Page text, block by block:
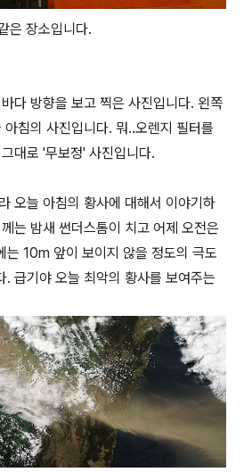
은 장소입니다.
다 방향을 보고 찍은 사진입니다. 왼쪽
침의 사진입니다. 뭐..오렌지 필터를
대로 '무보정' 사진입니다.
오늘 아침의 황사에 대해서 이야기하
는 밤새 썬더스톰이 치고 어제 오전은
는 10m 앞이 보이지 않을 정도의 극도
. 급기야 오늘 최악의 황사를 보여주는